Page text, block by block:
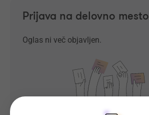
Prijava na delovno mesto
Oglas ni več objavljen.